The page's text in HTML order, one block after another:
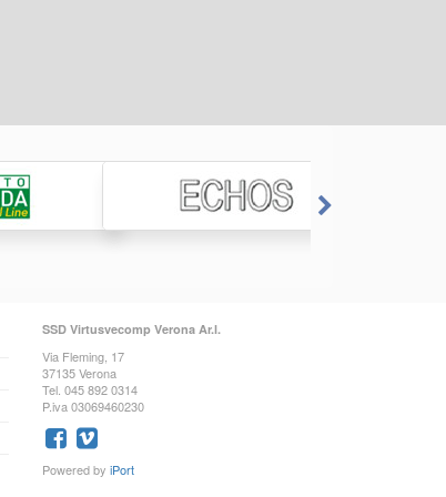
SSD Virtusvecomp Verona Ar.l.
Via Fleming, 17
37135 Verona
Tel. 045 892 0314
P.iva 03069460230
Powered by iPort